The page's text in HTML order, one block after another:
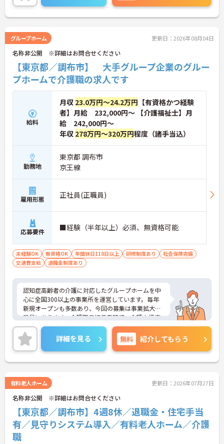
グループホーム 更新日：2026年08月04日
名称非公開 ※詳細はお問合せください
【東京都／調布市】 大手グループ企業のグルー
プホームで介護職の求人です
給料
月収 23.0万円～24.2万円 【有資格かつ経験
者】月給 232,000円～ 【介護福祉士】月
給 242,000円～
年収 278万円～320万円程度（諸手当込）
勤務地
東京都 調布市
京王線
雇用形態 正社員(正職員)
応募要件 ■経験（半年以上）必須、無資格可能
未経験OK 無資格OK 年間休日110日以上 研修制度あり
社会保険完備
交通費支給
退職金制度あり
認知症高齢者の介護に対応したグループホームを中
心に全国300以上の事業所を運営しています。毎年
新規オープンも多数あり、今回の募集は事業拡大が
背景にあります。介護職員初任者研修、介護支援専
門員、タクティールケアなどの資格取得のサポート
あり！現場を最大限サポートするために、教育・研
修・採用を専門とする部署や、コンプライアンスを
推進する部署があり、グループ企業を含めた柔軟か
つ強固なバックアップがあります。ご興味ある方に
たしますのでお気軽にご相談ください。
詳細を見る 無料 紹介してもらう
有料老人ホーム 更新日：2026年07月27日
名称非公開 ※詳細はお問合せください
【東京都／調布市】4週8休／退職金・住宅手当
有／見守りシステム導入／有料老人ホーム／介護
職